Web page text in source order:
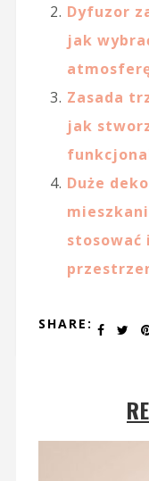
Dyfuzor
jak
Zasada
jak
Duże
stosować
SHARE: